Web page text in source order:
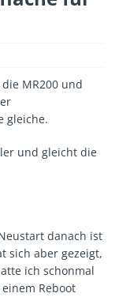
MR200 und
gleiche.
und gleicht die
danach ist
sich aber gezeigt,
ich schonmal
Reboot